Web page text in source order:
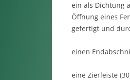
ein als Dichtung
Öffnung eines
gefertigt und
einen
eine Zierleiste